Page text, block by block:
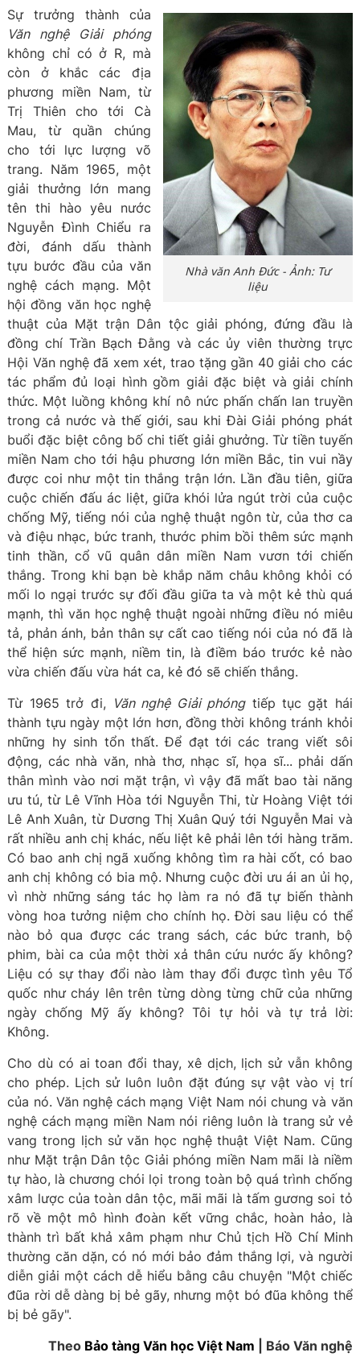
Nhà văn Anh Đức - Ảnh: Tư
liệu
Sự trưởng thành của
Văn nghệ Giải phóng
không chỉ có ở R, mà
còn ở khắc các địa
phương miền Nam, từ
Trị Thiên cho tới Cà
Mau, từ quần chúng
cho tới lực lượng võ
trang. Năm 1965, một
giải thưởng lớn mang
tên thi hào yêu nước
Nguyễn Đình Chiểu ra
đời, đánh dấu thành
tựu bước đầu của văn
nghệ cách mạng. Một
hội đồng văn học nghệ
thuật của Mặt trận Dân tộc giải phóng, đứng đầu là
đồng chí Trần Bạch Đằng và các ủy viên thường trực
Hội Văn nghệ đã xem xét, trao tặng gần 40 giải cho các
tác phẩm đủ loại hình gồm giải đặc biệt và giải chính
thức. Một luồng không khí nô nức phấn chấn lan truyền
trong cả nước và thế giới, sau khi Đài Giải phóng phát
buổi đặc biệt công bố chi tiết giải ghưởng. Từ tiền tuyến
miền Nam cho tới hậu phương lớn miền Bắc, tin vui nầy
được coi như một tin thắng trận lớn. Lần đầu tiên, giữa
cuộc chiến đấu ác liệt, giữa khói lửa ngút trời của cuộc
chống Mỹ, tiếng nói của nghệ thuật ngôn từ, của thơ ca
và điệu nhạc, bức tranh, thước phim bồi thêm sức mạnh
tinh thần, cổ vũ quân dân miền Nam vươn tới chiến
thắng. Trong khi bạn bè khắp năm châu không khỏi có
mối lo ngại trước sự đối đầu giữa ta và một kẻ thù quá
mạnh, thì văn học nghệ thuật ngoài những điều nó miêu
tả, phản ánh, bản thân sự cất cao tiếng nói của nó đã là
thể hiện sức mạnh, niềm tin, là điềm báo trước kẻ nào
vừa chiến đấu vừa hát ca, kẻ đó sẽ chiến thắng.
Từ 1965 trở đi, Văn nghệ Giải phóngtiếp tục gặt hái
thành tựu ngày một lớn hơn, đồng thời không tránh khỏi
những hy sinh tổn thất. Để đạt tới các trang viết sôi
động, các nhà văn, nhà thơ, nhạc sĩ, họa sĩ... phải dấn
thân mình vào nơi mặt trận, vì vậy đã mất bao tài năng
ưu tú, từ Lê Vĩnh Hòa tới Nguyễn Thi, từ Hoàng Việt tới
Lê Anh Xuân, từ Dương Thị Xuân Quý tới Nguyễn Mai và
rất nhiều anh chị khác, nếu liệt kê phải lên tới hàng trăm.
Có bao anh chị ngã xuống không tìm ra hài cốt, có bao
anh chị không có bia mộ. Nhưng cuộc đời ưu ái an ủi họ,
vì nhờ những sáng tác họ làm ra nó đã tự biến thành
vòng hoa tưởng niệm cho chính họ. Đời sau liệu có thể
nào bỏ qua được các trang sách, các bức tranh, bộ
phim, bài ca của một thời xả thân cứu nước ấy không?
Liệu có sự thay đổi nào làm thay đổi được tình yêu Tổ
quốc như cháy lên trên từng dòng từng chữ của những
ngày chống Mỹ ấy không? Tôi tự hỏi và tự trả lời:
Không.
Cho dù có ai toan đổi thay, xê dịch, lịch sử vẫn không
cho phép. Lịch sử luôn luôn đặt đúng sự vật vào vị trí
của nó. Văn nghệ cách mạng Việt Nam nói chung và văn
nghệ cách mạng miền Nam nói riêng luôn là trang sử vẻ
vang trong lịch sử văn học nghệ thuật Việt Nam. Cũng
như Mặt trận Dân tộc Giải phóng miền Nam mãi là niềm
tự hào, là chương chói lọi trong toàn bộ quá trình chống
xâm lược của toàn dân tộc, mãi mãi là tấm gương soi tỏ
rõ về một mô hình đoàn kết vững chắc, hoàn hảo, là
thành trì bất khả xâm phạm như Chủ tịch Hồ Chí Minh
thường căn dặn, có nó mới bảo đảm thắng lợi, và người
diễn giải một cách dễ hiểu bằng câu chuyện "Một chiếc
đũa rời dễ dàng bị bẻ gãy, nhưng một bó đũa không thể
bị bẻ gãy".
Theo Bảo tàng Văn học Việt Nam | Báo Văn nghệ